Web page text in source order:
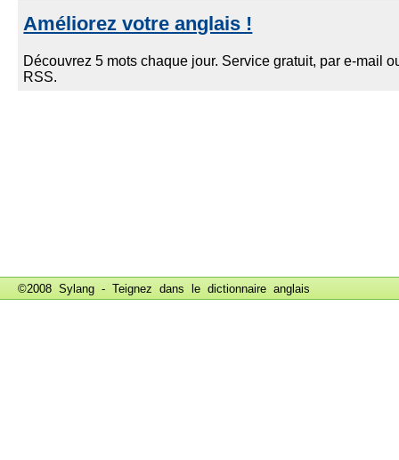
©2008 Sylang - Teignez dans le dictionnaire anglais